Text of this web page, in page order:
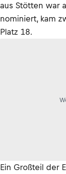
aus Stötten war
nominiert, kam
Platz 18.
Ein Großteil der